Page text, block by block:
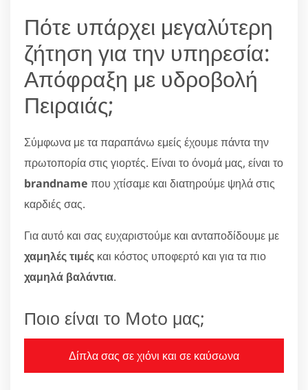
Πότε υπάρχει μεγαλύτερη
ζήτηση για την υπηρεσία:
Απόφραξη με υδροβολή
Πειραιάς;
Σύμφωνα με τα παραπάνω εμείς έχουμε πάντα την
πρωτοπορία στις γιορτές. Είναι το όνομά μας, είναι το
brandname που χτίσαμε και διατηρούμε ψηλά στις
καρδιές σας.
Για αυτό και σας ευχαριστούμε και ανταποδίδουμε με
χαμηλές τιμές και κόστος υποφερτό και για τα πιο
χαμηλά βαλάντια.
Ποιο είναι το Moto μας;
Δίπλα σας σε χιόνι και σε καύσωνα